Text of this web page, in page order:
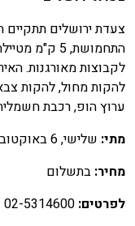
התחמושת, 5 ק"מ
מאורגנות.
מחול, להקות
הופ, רכבת חשמלית
שלישי, 6 באוקטובר
בתשלום
02-5314600